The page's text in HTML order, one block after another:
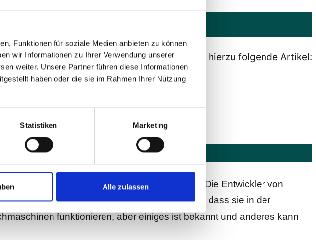
Funktionen für soziale Medien anbieten zu können
wir Informationen zu Ihrer Verwendung unserer
weiter. Unsere Partner führen diese Informationen
haben oder die sie im Rahmen Ihrer Nutzung
Statistiken Marketing
Alle zulassen
Menschen bedienbar sind.Lesen Sie hierzu folgende Artikel:
viele Artikel finden!
wissen wie Suchmaschinen funktionieren. Die Entwickler von
würde jeder seineWebseiteso manipulieren, dass sie in der
funktionieren, aber einiges ist bekannt und anderes kann